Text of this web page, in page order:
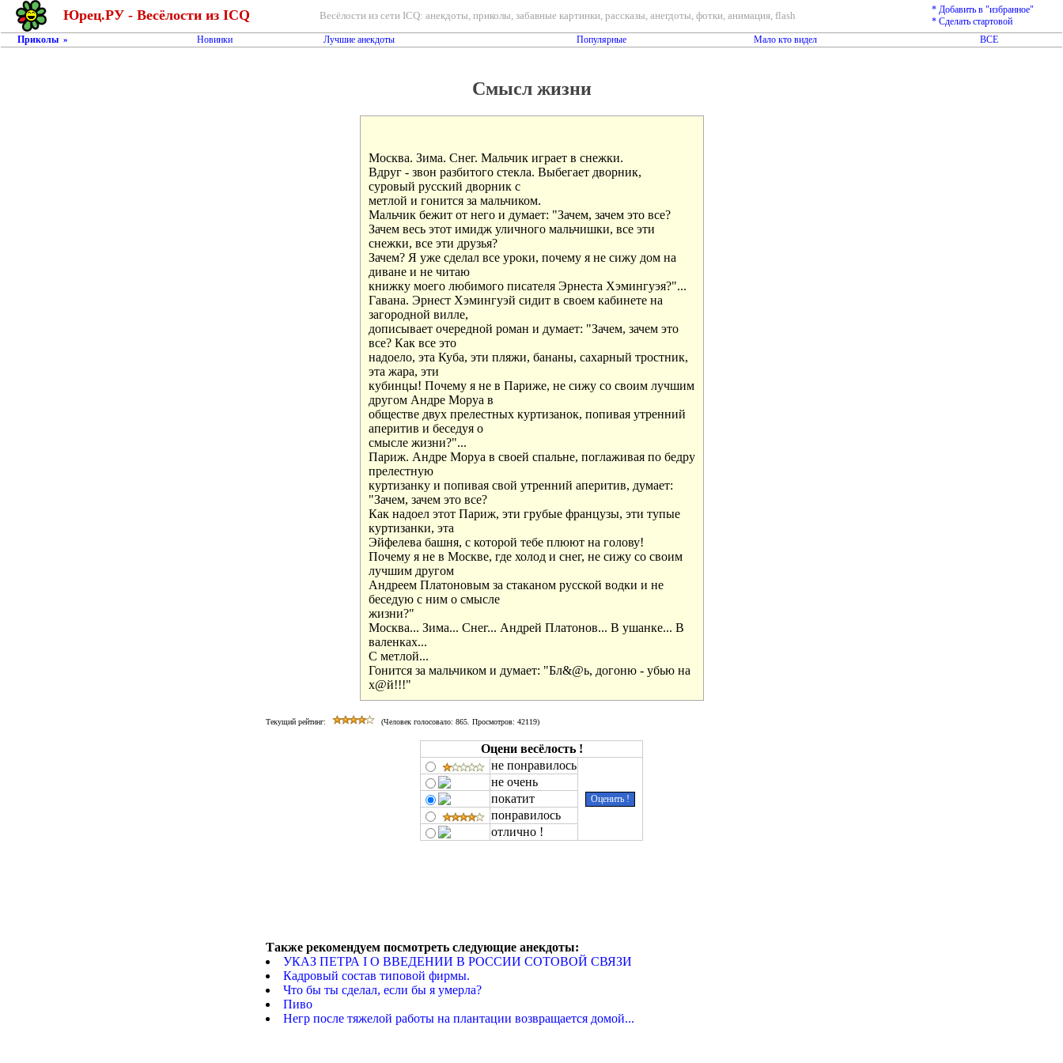
Юрец.РУ - Весёлости из ICQ Весёлости из сети ICQ: анекдоты, приколы, забавные картинки, рассказы, анегдоты, фотки, анимация, flash
* Добавить в "избранное"
* Сделать стартовой
Приколы » Новинки Лучшие анекдоты Популярные Мало кто видел ВСЕ
Смысл жизни
Москва. Зима. Снег. Мальчик играет в снежки.
Вдруг - звон разбитого стекла. Выбегает дворник,
суровый русский дворник с
метлой и гонится за мальчиком.
Мальчик бежит от него и думает: "Зачем, зачем это все?
Зачем весь этот имидж уличного мальчишки, все эти
снежки, все эти друзья?
Зачем? Я уже сделал все уроки, почему я не сижу дом на
диване и не читаю
книжку моего любимого писателя Эрнеста Хэмингуэя?"...
Гавана. Эрнест Хэмингуэй сидит в своем кабинете на
загородной вилле,
дописывает очередной роман и думает: "Зачем, зачем это
все? Как все это
надоело, эта Куба, эти пляжи, бананы, сахарный тростник,
эта жара, эти
кубинцы! Почему я не в Париже, не сижу со своим лучшим
другом Андре Моруа в
обществе двух прелестных куртизанок, попивая утренний
аперитив и беседуя о
смысле жизни?"...
Париж. Андре Моруа в своей спальне, поглаживая по бедру
прелестную
куртизанку и попивая свой утренний аперитив, думает:
"Зачем, зачем это все?
Как надоел этот Париж, эти грубые французы, эти тупые
куртизанки, эта
Эйфелева башня, с которой тебе плюют на голову!
Почему я не в Москве, где холод и снег, не сижу со своим
лучшим другом
Андреем Платоновым за стаканом русской водки и не
беседую с ним о смысле
жизни?"
Москва... Зима... Снег... Андрей Платонов... В ушанке... В
валенках...
С метлой...
Гонится за мальчиком и думает: "Бл&@ь, догоню - убью на
х@й!!!"
Текущий рейтинг: (Человек голосовало: 865 . Просмотров: 42119)
Оцени весёлость !
не понравилось
не очень
покатит
понравилось
отлично !
Также рекомендуем посмотреть следующие анекдоты:
УКАЗ ПЕТРА I О ВВЕДЕНИИ В РОССИИ СОТОВОЙ СВЯЗИ
Кадровый состав типовой фирмы.
Что бы ты сделал, если бы я умерла?
Пиво
Негр после тяжелой работы на плантации возвращается домой...